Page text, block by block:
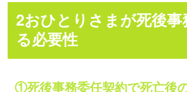
2おひとりさまが死後
る必要性
①死後事務委任契約で死亡後